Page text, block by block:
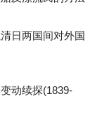
日两国间对外国
动续探(1839-